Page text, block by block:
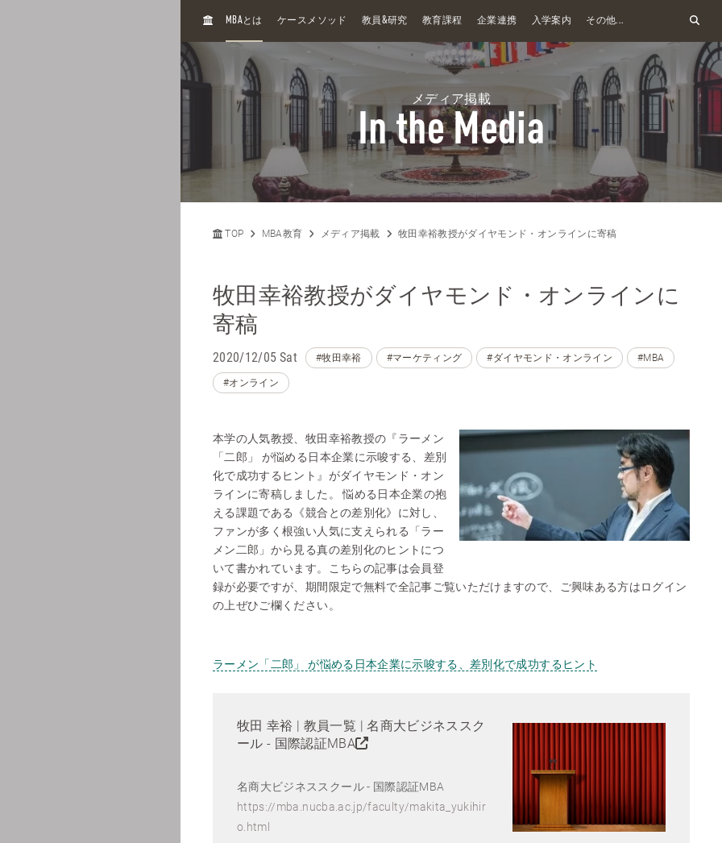
H
MBAとは ケースメソッド 教員&研究 教育課程 企業連携 入学案内 その他...
メディア掲載
In the Media
TOP MBA教育 メディア掲載 牧田幸裕教授がダイヤモンド・オンラインに寄稿
牧田幸裕教授がダイヤモンド・オンラインに
寄稿
2020/12/05 Sat #牧田幸裕 #マーケティング #ダイヤモンド・オンライン #MBA
#オンライン
本学の人気教授、牧田幸裕教授の『ラーメン
「二郎」 が悩める日本企業に示唆する、差別
化で成功するヒント』がダイヤモンド・オン
ラインに寄稿しました。 悩める日本企業の抱
える課題である《競合との差別化》に対し、
ファンが多く根強い人気に支えられる「ラー
メン二郎」から見る真の差別化のヒントにつ
いて書かれています。こちらの記事は会員登
録が必要ですが、期間限定で無料で全記事ご覧いただけますので、ご興味ある方はログイン
の上ぜひご欄ください。
ラーメン「二郎」 が悩める日本企業に示唆する、差別化で成功するヒント
牧田 幸裕 | 教員一覧 | 名商大ビジネススク
ール - 国際認証MBA
名商大ビジネススクール - 国際認証MBA
https://mba.nucba.ac.jp/faculty/makita_yukihir
o.html